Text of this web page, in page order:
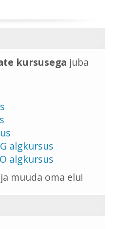
kursusega juba
algkursus
algkursus
muuda oma elu!